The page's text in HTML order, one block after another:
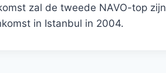
zal de tweede NAVO-top zijn
in Istanbul in 2004.